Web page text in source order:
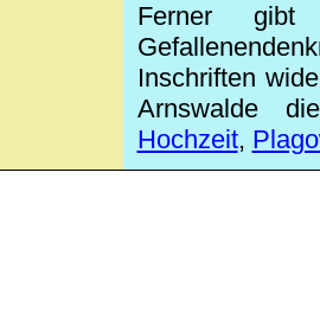
Ferner
Inschriften
Arnswalde die
Hochzeit,